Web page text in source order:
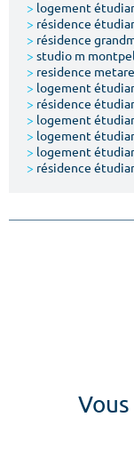
> logement
> résidence
> résidence
> studio m
> residence
> logement
> résidence
> logement
> logement
> logement
> résidence